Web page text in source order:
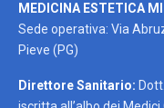
MEDICINA ESTETICA
Sede operativa: Via
Pieve (PG)
Direttore Sanitario: